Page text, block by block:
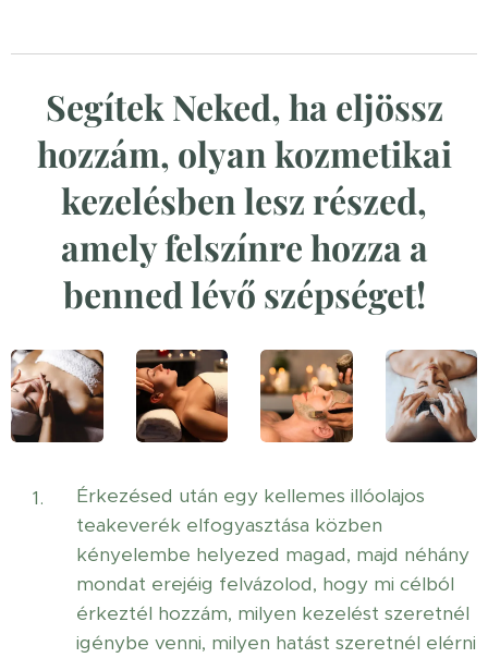
Segítek Neked, ha eljössz
hozzám, olyan kozmetikai
kezelésben lesz részed,
amely felszínre hozza a
benned lévő szépséget!
Érkezésed után egy kellemes illóolajos
teakeverék elfogyasztása közben
kényelembe helyezed magad, majd néhány
mondat erejéig felvázolod, hogy mi célból
érkeztél hozzám, milyen kezelést szeretnél
igénybe venni, milyen hatást szeretnél elérni